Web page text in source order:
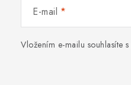
E-mail
Vložením e-mailu souhlasíte s